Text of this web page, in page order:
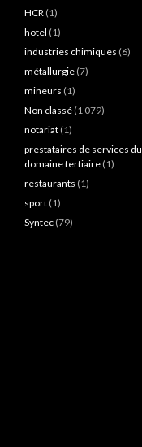
HCR (1)
hotel (1)
industries chimiques (6)
métallurgie (7)
mineurs (1)
Non classé (1 079)
notariat (1)
prestataires de services du
domaine tertiaire (1)
restaurants (1)
sport (1)
Syntec (79)